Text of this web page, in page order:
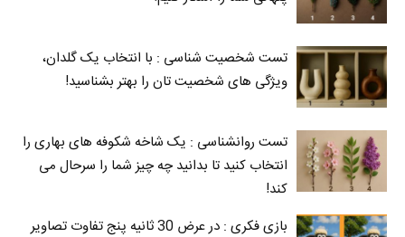
تست شخصیت شناسی : با انتخاب یک گلدان،
ویژگی های شخصیت تان را بهتر بشناسید!
تست روانشناسی : یک شاخه شکوفه های بهاری را
انتخاب کنید تا بدانید چه چیز شما را سرحال می‌
کند!
بازی فکری : در عرض 30 ثانیه پنج تفاوت تصاویر